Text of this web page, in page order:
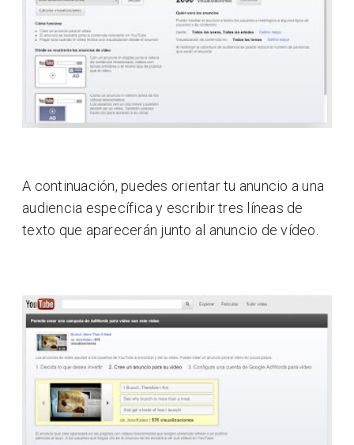
A continuación, puedes orientar tu anuncio a una
audiencia específica y escribir tres líneas de
texto que aparecerán junto al anuncio de vídeo.